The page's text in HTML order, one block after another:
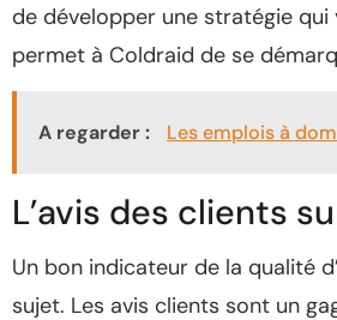
de développer une stratégie
permet à Coldraid de se
A regarder : Les emplois à
L’avis des clients
Un bon indicateur de la qualité
sujet. Les avis clients sont un